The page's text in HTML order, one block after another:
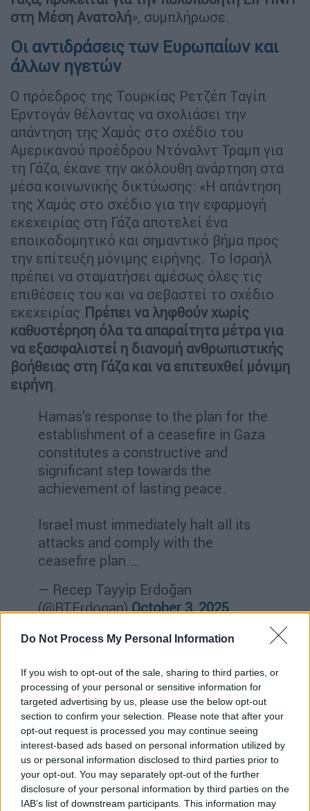
Do Not Process My Personal Information
If you wish to opt-out of the sale, sharing to third parties, or
processing of your personal or sensitive information for
targeted advertising by us, please use the below opt-out
section to confirm your selection. Please note that after your
opt-out request is processed you may continue seeing
interest-based ads based on personal information utilized by
us or personal information disclosed to third parties prior to
your opt-out. You may separately opt-out of the further
disclosure of your personal information by third parties on the
IAB’s list of downstream participants. This information may
στη Μέση Ανατολή», συμπλήρωσε.
Οι αντιδράσεις των Ευρωπαίων και
άλλων ηγετών
Ο πρόεδρος της Τουρκίας Ρετζέπ Ταγίπ
Ερντογάν θέλοντας να σχολιάσει την
απάντηση της Χαμάς στο σχέδιο του
Αμερικανού προέδρου Ντόναλντ Τραμπ για
τη Γάζα, έκανε την ακόλουθη ανάρτηση στα
μέσα κοινωνικής δικτύωσης: «Η απάντηση
της Χαμάς στο σχέδιο για την εφαρμογή
εκεχειρίας στη Γάζα αποτελεί ένα
εποικοδομητικό και σημαντικό βήμα προς
την επίτευξη μόνιμης ειρήνης. Το Ισραήλ
πρέπει να σταματήσει αμέσως όλες τις
επιθέσεις του και να σεβαστεί το σχέδιο
εκεχειρίας. Πρέπει να ληφθούν χωρίς
καθυστέρηση όλα τα απαραίτητα μέτρα για
να εξασφαλιστεί η διανομή ανθρωπιστικής
βοήθειας στη Γάζα και να επιτευχθεί μόνιμη
ειρήνη.
Hamas’s response to the plan for the
establishment of a ceasefire in Gaza
constitutes a constructive and
significant step towards the
achievement of lasting peace.
Israel must immediately halt all its
attacks and comply with the
ceasefire plan.…
— Recep Tayyip Erdoğan
(@RTErdogan)October 3, 2025
Αυτή η γενοκτονία, αυτή η ντροπιαστική
παγκόσμια συνείδηση, πρέπει τώρα να
τερματιστεί. Ως Τουρκία, θα συνεχίσουμε να
καταβάλλουμε κάθε δυνατή προσπάθεια για
να διασφαλίσουμε ότι οι διαπραγματεύσεις
θα έχουν το πιο ευνοϊκό αποτέλεσμαγια τον
παλαιστινιακό λαό και ότι η λύση των δύο
κρατών, που υποστηρίζεται από τη διεθνή
κοινότητα, θα τεθεί σε εφαρμογή».